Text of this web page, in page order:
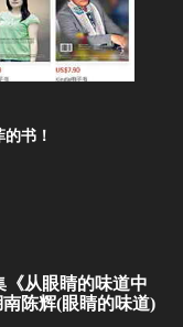
书！
《从眼睛的味道中
陈辉(眼睛的味道)